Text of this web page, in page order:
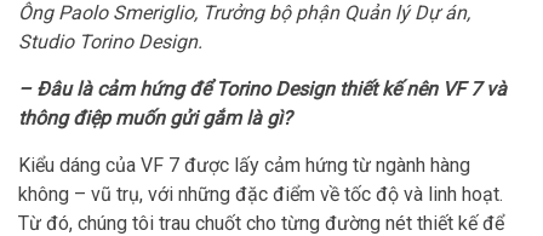
Ông Paolo Smeriglio, Trưởng bộ phận Quản lý Dự án,
Studio Torino Design.
– Đâu là cảm hứng để Torino Design thiết kế nên VF 7 và
thông điệp muốn gửi gắm là gì?
Kiểu dáng của VF 7 được lấy cảm hứng từ ngành hàng
không – vũ trụ, với những đặc điểm về tốc độ và linh hoạt.
Từ đó, chúng tôi trau chuốt cho từng đường nét thiết kế để